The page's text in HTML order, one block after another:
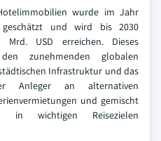
wurde im Jahr
und wird bis 2030
Mrd. USD erreichen. Dieses
zunehmenden globalen
Infrastruktur und das
Anleger an alternativen
und gemischt
in wichtigen Reisezielen